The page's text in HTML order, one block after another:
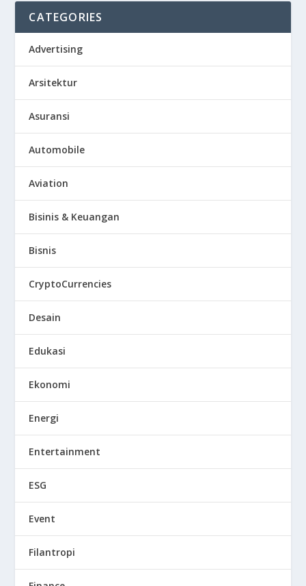
CATEGORIES
Advertising
Arsitektur
Asuransi
Automobile
Aviation
Bisinis & Keuangan
Bisnis
CryptoCurrencies
Desain
Edukasi
Ekonomi
Energi
Entertainment
ESG
Event
Filantropi